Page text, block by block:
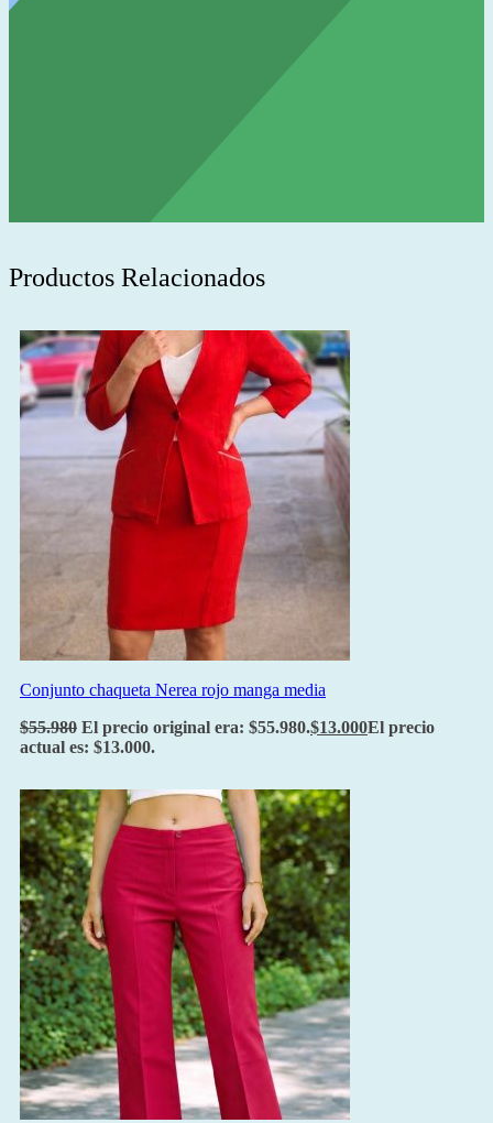
Productos Relacionados
Conjunto chaqueta Nerea rojo manga media
$55.980 El precio original era: $55.980.$13.000El precio
actual es: $13.000.